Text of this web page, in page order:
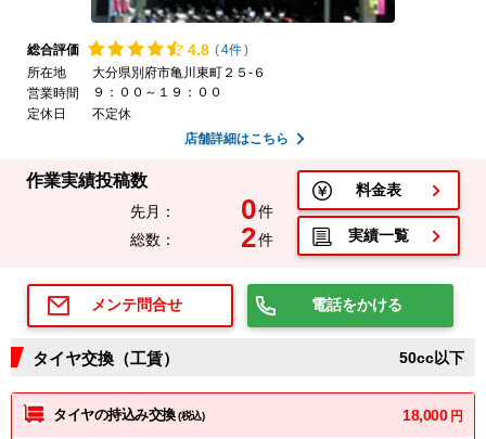
総合評価 4.8 (4件)
所在地
大分県別府市亀川東町２５-６
営業時間
９：００～１９：００
定休日
不定休
店舗詳細はこちら
作業実績投稿数
先月： 0件
総数：
2件
料金表
実績一覧
メンテ問合せ 電話をかける
タイヤ交換（工賃） 50cc以下
タイヤの持込み交換(税込) 18,000 円